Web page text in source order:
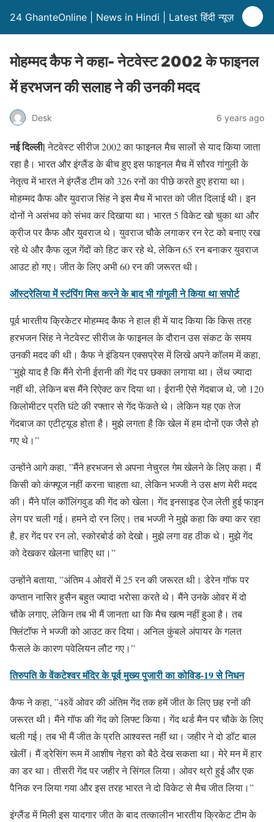
24 GhanteOnline | News in Hindi | Latest हिंदी न्यूज़
मोहम्मद कैफ ने कहा- नेटवेस्ट 2002 के फाइनल
में हरभजन की सलाह ने की उनकी मदद
Desk 6 years ago
नई दिल्ली|नेटवेस्ट सीरीज 2002 का फाइनल मैच सालों से याद किया जाता
रहा है। भारत और इंग्लैंड के बीच हुए इस फाइनल मैच में सौरव गांगुली के
नेतृत्व में भारत ने इंग्लैंड टीम को 326 रनों का पीछे करते हुए हराया था।
मोहम्मद कैफ और युवराज सिंह ने इस मैच में भारत को जीत दिलाई थी। इन
दोनों ने असंभव को संभव कर दिखाया था। भारत 5 विकेट खो चुका था और
क्रीज पर कैफ और युवराज थे। युवराज चौके लगाकर रन रेट को बनाए रख
रहे थे और कैफ लूज गेंदों को हिट कर रहे थे, लेकिन 65 रन बनाकर युवराज
आउट हो गए। जीत के लिए अभी 60 रन की जरूरत थी।
ऑस्ट्रेलिया में स्टंपिंग मिस करने के बाद भी गांगुली ने किया था सपोर्ट
पूर्व भारतीय क्रिकेटर मोहम्मद कैफ ने हाल ही में याद किया कि किस तरह
हरभजन सिंह ने नेटवेस्ट सीरीज के फाइनल के दौरान उस संकट के समय
उनकी मदद की थी। कैफ ने इंडियन एक्सप्रेस में लिखे अपने कॉलम में कहा,
”मुझे याद है कि मैंने रोनी ईरानी की गेंद पर छक्का लगाया था। लेंथ ज्यादा
नहीं थी, लेकिन बस मैंने रिऐक्ट कर दिया था। ईरानी ऐसे गेंदबाज थे, जो 120
किलोमीटर प्रति घंटे की रफ्तार से गेंद फेंकते थे। लेकिन यह एक तेज
गेंदबाज का एटीट्यूड होता है। मुझे लगता है कि खेल में हम दोनों एक जैसे हो
गए थे।”
उन्होंने आगे कहा, ”मैंने हरभजन से अपना नेचुरल गेम खेलने के लिए कहा। मैं
किसी को कंफ्यूज नहीं करना चाहता था, लेकिन भज्जी ने उस क्षण मेरी मदद
की। मैंने पॉल कॉलिंगवुड की गेंद को खेला। गेंद इनसाइड ऐज लेती हुई फाइन
लेग पर चली गई। हमने दो रन लिए। तब भज्जी ने मुझे कहा कि क्या कर रहा
है, हर गेंद पर रन लो, स्कोरबोर्ड को देखो। मुझे लगा वह ठीक थे। मुझे गेंद
को देखकर खेलना चाहिए था।”
उन्होंने बताया, ”अंतिम 4 ओवरों में 25 रन की जरूरत थी। डेरेन गॉफ पर
कप्तान नासिर हुसैन बहुत ज्यादा भरोसा करते थे। मैंने उनके ओवर में दो
चौके लगाए, लेकिन तब भी मैं जानता था कि मैच खत्म नहीं हुआ है। तब
फ्लिंटॉफ ने भज्जी को आउट कर दिया। अनिल कुंबले अंपायर के गलत
फैसले के कारण पवेलियन लौट गए।”
तिरुपति के वेंकटेश्वर मंदिर के पूर्व मुख्य पुजारी का कोविड-19 से निधन
कैफ ने कहा, ”48वें ओवर की अंतिम गेंद तक हमें जीत के लिए छह रनों की
जरूरत थी। मैंने गॉफ की गेंद को लिफ्ट किया। गेंद थर्ड मैन पर चौके के लिए
चली गई। तब भी मैं जीत के प्रति आश्वस्त नहीं था। जहीर ने दो डॉट बाल
खेलीं। मैं ड्रेसिंग रूम में आशीष नेहरा को बैठे देख सकता था। मेरे मन में हार
का डर था। तीसरी गेंद पर जहीर ने सिंगल लिया। ओवर थ्रो हुई और एक
पैनिक रन लिया गया और इस तरह भारत ने दो विकेट से मैच जीत लिया।”
इंग्लैंड में मिली इस यादगार जीत के बाद तत्कालीन भारतीय क्रिकेट टीम के